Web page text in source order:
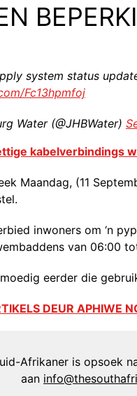
system status
Fc13hpmfoj
Water (@JHBWater)
kabelverbindings
Maandag, (11
inwoners om ‘n
van 06:00
eerder die
DEUR APHIWE
Afrikaner is opsoek
aan